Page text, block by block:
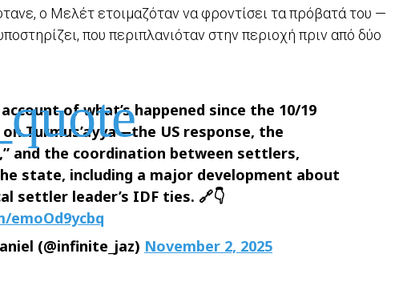
ο Μελέτ ετοιμαζόταν να φροντίσει τα πρόβατά του —
που περιπλανιόταν στην περιοχή πριν από δύο
of what’s happened since the 10/19
Turmus’ayya—the US response, the
and the coordination between settlers,
state, including a major development about
settler leader’s IDF ties. 🔗👇
emoOd9ycbq
(@infinite_jaz) November 2, 2025